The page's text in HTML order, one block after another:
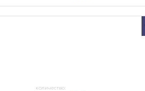
количество: